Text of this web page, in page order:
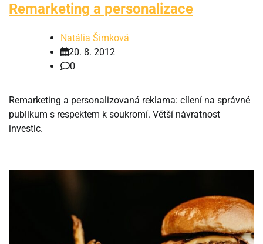
Remarketing a personalizace
Natália Šimková
20. 8. 2012
0
Remarketing a personalizovaná reklama: cílení na správné
publikum s respektem k soukromí. Větší návratnost
investic.